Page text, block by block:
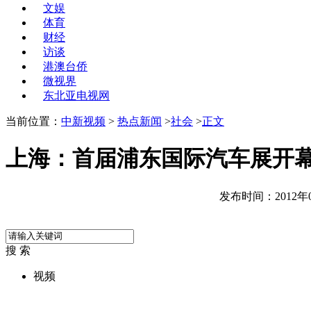
文娱
体育
财经
访谈
港澳台侨
微视界
东北亚电视网
当前位置： 中新视频 > 热点新闻 >社会 >正文
上海：首届浦东国际汽车展开
发布时间：2012年
搜 索
视频